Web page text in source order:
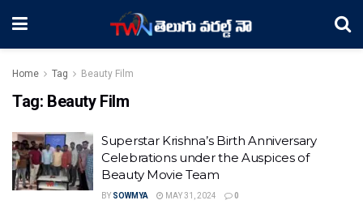
Home Tag Beauty Film
Tag: Beauty Film
Superstar Krishna’s Birth Anniversary
Celebrations under the Auspices of
Beauty Movie Team
BY SOWMYA MAY 31, 2024 0